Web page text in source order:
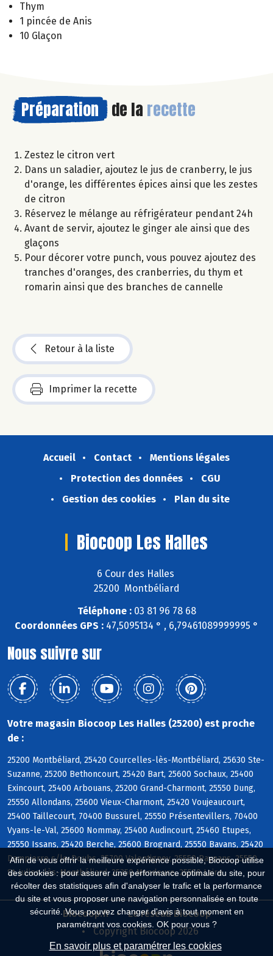
Afin de vous offrir la meilleure expérience possible, Biocoop utilise
des cookies : pour assurer une performance optimale du site, pour
récolter des statistiques afin d'analyser le trafic et la performance
du site et vous proposer une navigation personnalisée en toute
sécurité. Vous pouvez changer d'avis à tout moment en
paramétrant vos cookies. OK pour vous ?
En savoir plus et paramétrer les cookies
Thym
1 pincée de Anis
10 Glaçon
Préparation de la recette
Zestez le citron vert
Dans un saladier, ajoutez le jus de cranberry, le jus
d'orange, les différentes épices ainsi que les zestes
de citron
Réservez le mélange au réfrigérateur pendant 24h
Avant de servir, ajoutez le ginger ale ainsi que des
glaçons
Pour décorer votre punch, vous pouvez ajoutez des
tranches d'oranges, des cranberries, du thym et
romarin ainsi que des branches de cannelle
Retour à la liste
Imprimer la recette
Accueil Contact
Mentions légales
Protection des données
CGU
Gestion des cookies
Plan du site
Biocoop Les Halles
6 Cour des Halles
25200 Montbéliard
Téléphone :03 81 96 78 68
Coordonnées GPS : 47,5095134 ° , 6,79461089999995 °
Nous suivre sur
Votre magasin Biocoop Les Halles (25200) est proche
de :
25200 Montbéliard, 25420 Courcelles-lès-Montbéliard, 25630 Ste-
Suzanne, 25200 Bethoncourt, 25420 Bart, 25600 Sochaux, 25400
Exincourt, 25400 Arbouans, 25200 Grand-Charmont, 25550 Dung,
25550 Allondans, 25600 Vieux-Charmont, 25420 Voujeaucourt,
25400 Taillecourt, 70400 Bussurel, 25550 Présentevillers, 70400
Vyans-le-Val, 25600 Nommay, 25400 Audincourt, 25460 Etupes,
25550 Issans, 25420 Berche, 25600 Brognard, 25550 Bavans, 25420
Dampierre s/le-Doubs, 25700 Valentigney, 25550 Raynans, 25550
St-Julien-lès-Montbéliard, 25350 Mandeure, 25550 Laire
Biocoop.fr
Le réseau Biocoop
Copyright Biocoop 2026